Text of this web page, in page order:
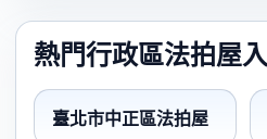
熱門行政區法拍屋
臺北市中正區法拍屋